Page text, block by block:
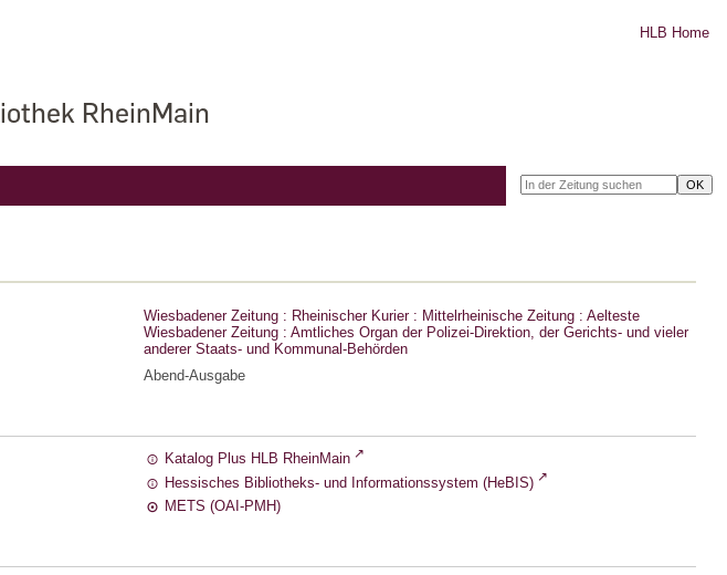
RheinMain
HLB Home
Wiesbadener Zeitung : Rheinischer Kurier : Mittelrheinische Zeitung : Aelteste
Wiesbadener Zeitung : Amtliches Organ der Polizei-Direktion, der Gerichts- und vieler
anderer Staats- und Kommunal-Behörden
Abend-Ausgabe
Katalog Plus HLB RheinMain
Hessisches Bibliotheks- und Informationssystem (HeBIS)
METS (OAI-PMH)